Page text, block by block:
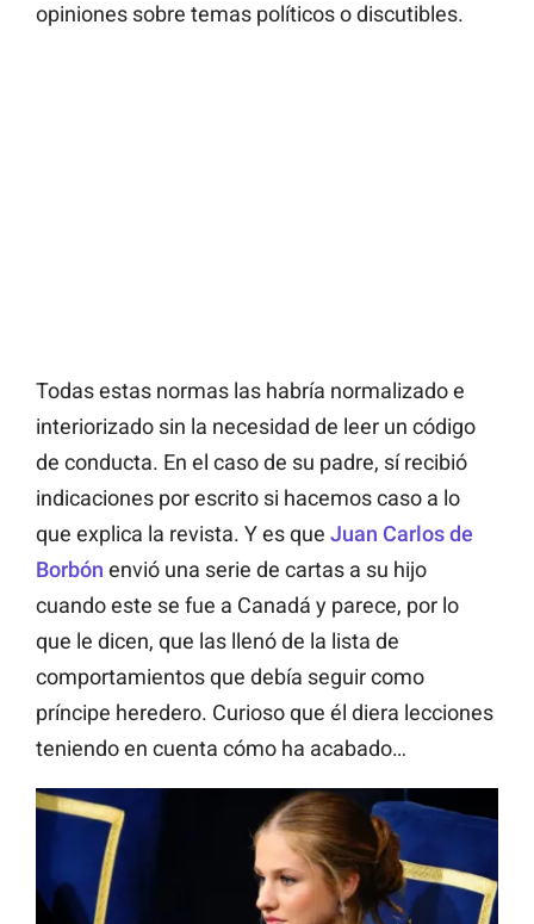
opiniones sobre temas políticos o discutibles.
Todas estas normas las habría normalizado e
interiorizado sin la necesidad de leer un código
de conducta. En el caso de su padre, sí recibió
indicaciones por escrito si hacemos caso a lo
que explica la revista. Y es que Juan Carlos de
Borbón envió una serie de cartas a su hijo
cuando este se fue a Canadá y parece, por lo
que le dicen, que las llenó de la lista de
comportamientos que debía seguir como
príncipe heredero. Curioso que él diera lecciones
teniendo en cuenta cómo ha acabado…